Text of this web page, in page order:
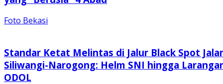
Foto Bekasi
Standar Ketat Melintas di Jalur Black Spot
Siliwangi-Narogong: Helm SNI hingga
ODOL